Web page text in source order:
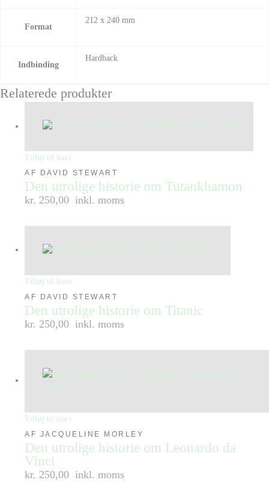
Format
212 x 240 mm
Indbinding
Hardback
Relaterede produkter
Tilføj til kurv
AF DAVID STEWART
Den utrolige historie om Tutankhamon
kr. 250,00 inkl. moms
Tilføj til kurv
AF DAVID STEWART
Den utrolige historie om Titanic
kr. 250,00 inkl. moms
Tilføj til kurv
AF JACQUELINE MORLEY
Den utrolige historie om Leonardo da
Vinci
kr. 250,00 inkl. moms